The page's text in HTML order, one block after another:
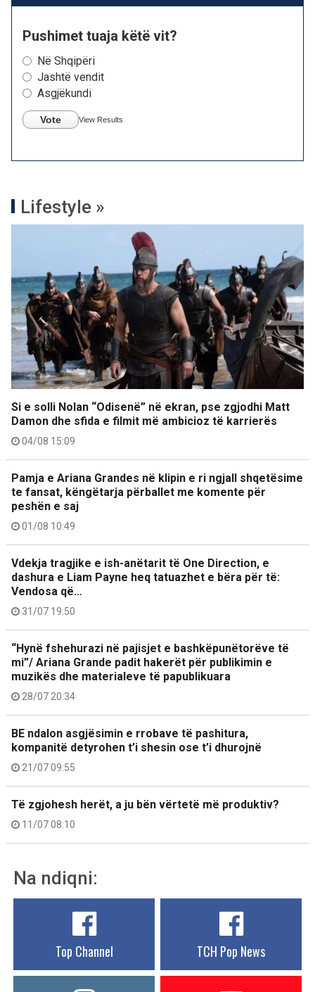
Pushimet tuaja këtë vit?
Në Shqipëri
Jashtë vendit
Asgjëkundi
Vote View Results
Lifestyle »
Si e solli Nolan “Odisenë” në ekran, pse zgjodhi Matt
Damon dhe sfida e filmit më ambicioz të karrierës
04/08 15:09
Pamja e Ariana Grandes në klipin e ri ngjall shqetësime
te fansat, këngëtarja përballet me komente për
peshën e saj
01/08 10:49
Vdekja tragjike e ish-anëtarit të One Direction, e
dashura e Liam Payne heq tatuazhet e bëra për të:
Vendosa që…
31/07 19:50
“Hynë fshehurazi në pajisjet e bashkëpunëtorëve të
mi”/ Ariana Grande padit hakerët për publikimin e
muzikës dhe materialeve të papublikuara
28/07 20:34
BE ndalon asgjësimin e rrobave të pashitura,
kompanitë detyrohen t’i shesin ose t’i dhurojnë
21/07 09:55
Të zgjohesh herët, a ju bën vërtetë më produktiv?
11/07 08:10
Na ndiqni:
Top Channel TCH Pop News